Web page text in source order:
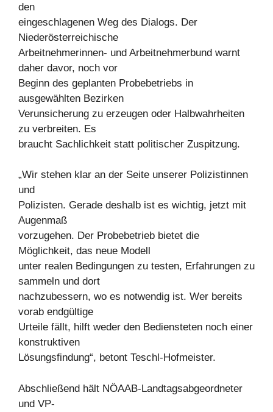
den
eingeschlagenen Weg des Dialogs. Der
Niederösterreichische
Arbeitnehmerinnen- und Arbeitnehmerbund warnt
daher davor, noch vor
Beginn des geplanten Probebetriebs in
ausgewählten Bezirken
Verunsicherung zu erzeugen oder Halbwahrheiten
zu verbreiten. Es
braucht Sachlichkeit statt politischer Zuspitzung.
„Wir stehen klar an der Seite unserer Polizistinnen
und
Polizisten. Gerade deshalb ist es wichtig, jetzt mit
Augenmaß
vorzugehen. Der Probebetrieb bietet die
Möglichkeit, das neue Modell
unter realen Bedingungen zu testen, Erfahrungen zu
sammeln und dort
nachzubessern, wo es notwendig ist. Wer bereits
vorab endgültige
Urteile fällt, hilft weder den Bediensteten noch einer
konstruktiven
Lösungsfindung“, betont Teschl-Hofmeister.
Abschließend hält NÖAAB-Landtagsabgeordneter
und VP-